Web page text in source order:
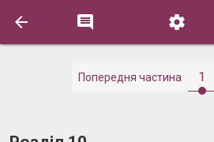
  
Попередня частина 1